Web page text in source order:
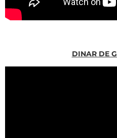
DINAR DE